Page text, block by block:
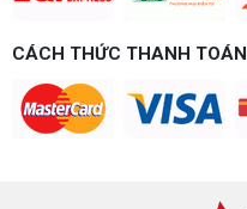
CÁCH THỨC THANH TOÁN